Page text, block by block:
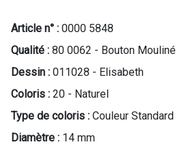
Article n° : 0000 5848
Qualité : 80 0062 - Bouton Mouliné
Dessin : 011028 - Elisabeth
Coloris : 20 - Naturel
Type de coloris : Couleur Standard
Diamètre : 14 mm